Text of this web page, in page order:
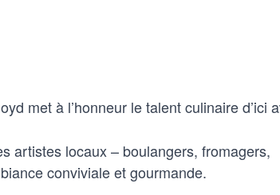
met à l’honneur le talent culinaire d’ici
artistes locaux – boulangers, fromagers,
conviviale et gourmande.